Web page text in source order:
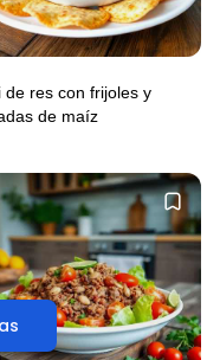
de res con frijoles y
de maíz